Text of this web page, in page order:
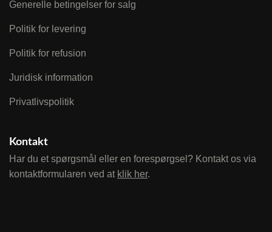
Generelle betingelser for salg
Politik for levering
Politik for refusion
Juridisk information
Privatlivspolitik
Kontakt
Har du et spørgsmål eller en forespørgsel? Kontakt os via
kontaktformularen ved at klik her.